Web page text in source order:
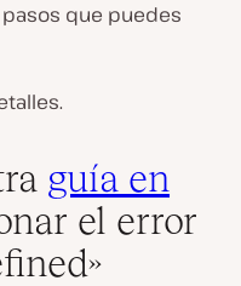
que puedes
guía en
el error